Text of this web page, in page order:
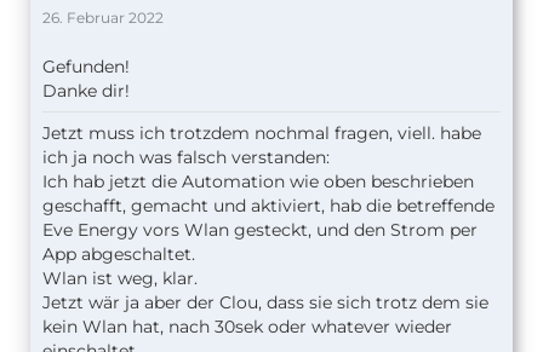
26. Februar 2022
Gefunden!
Danke dir!
Jetzt muss ich trotzdem nochmal fragen, viell. habe
ich ja noch was falsch verstanden:
Ich hab jetzt die Automation wie oben beschrieben
geschafft, gemacht und aktiviert, hab die betreffende
Eve Energy vors Wlan gesteckt, und den Strom per
App abgeschaltet.
Wlan ist weg, klar.
Jetzt wär ja aber der Clou, dass sie sich trotz dem sie
kein Wlan hat, nach 30sek oder whatever wieder